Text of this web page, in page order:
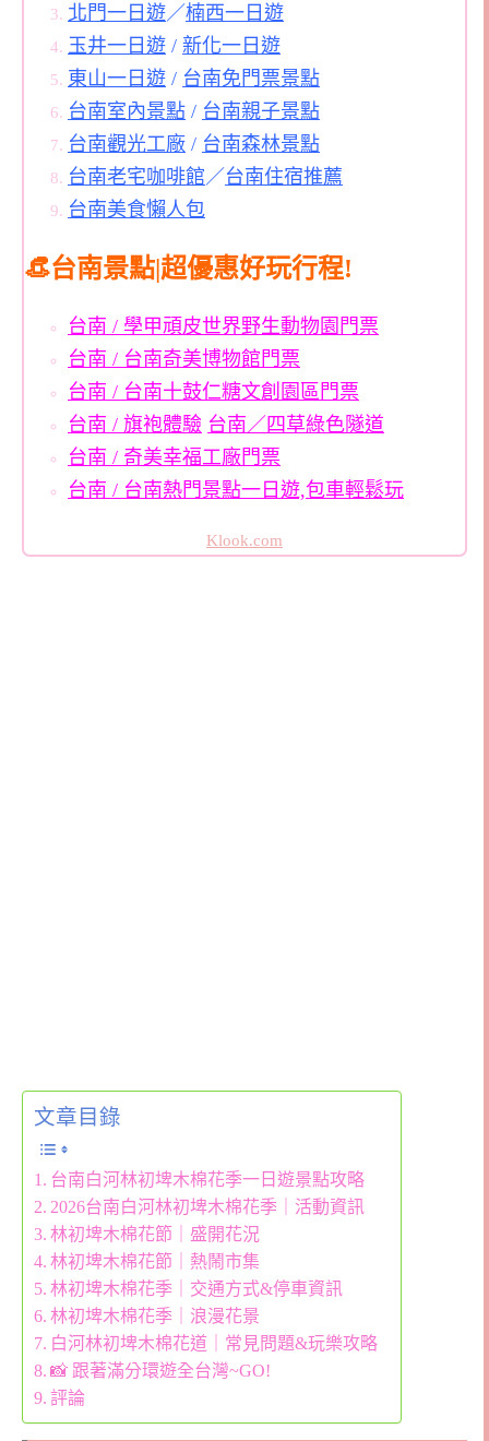
北門一日遊／楠西一日遊
玉井一日遊 / 新化一日遊
東山一日遊 / 台南免門票景點
台南室內景點 / 台南親子景點
台南觀光工廠 / 台南森林景點
台南老宅咖啡館 ／台南住宿推薦
台南美食懶人包
👒台南景點|超優惠好玩行程!
台南 / 學甲頑皮世界野生動物園門票
台南 / 台南奇美博物館門票
台南 / 台南十鼓仁糖文創園區門票
台南 / 旗袍體驗 台南／四草綠色隧道
台南 / 奇美幸福工廠門票
台南 / 台南熱門景點一日遊,包車輕鬆玩
Klook.com
文章目錄
台南白河林初埤木棉花季一日遊景點攻略
2026台南白河林初埤木棉花季｜活動資訊
林初埤木棉花節｜盛開花況
林初埤木棉花節｜熱鬧市集
林初埤木棉花季｜交通方式&停車資訊
林初埤木棉花季｜浪漫花景
白河林初埤木棉花道｜常見問題&玩樂攻略
📸 跟著滿分環遊全台灣~GO!
評論